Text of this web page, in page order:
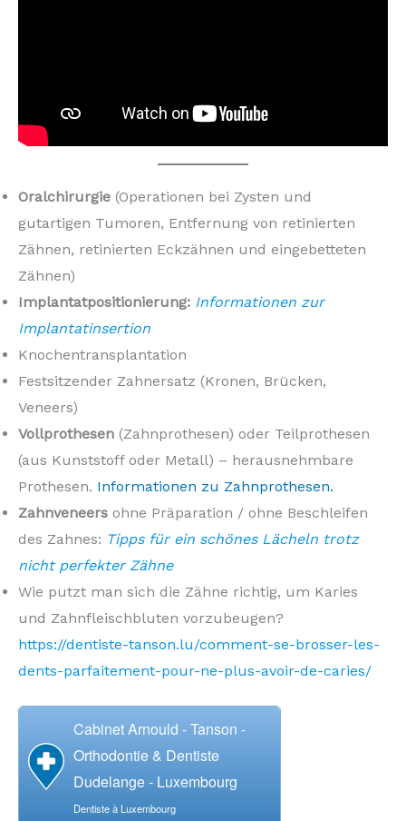
Oralchirurgie (Operationen bei Zysten und
gutartigen Tumoren, Entfernung von retinierten
Zähnen, retinierten Eckzähnen und eingebetteten
Zähnen)
Implantatpositionierung: Informationen zur
Implantatinsertion
Knochentransplantation
Festsitzender Zahnersatz (Kronen, Brücken,
Veneers)
Vollprothesen (Zahnprothesen) oder Teilprothesen
(aus Kunststoff oder Metall) – herausnehmbare
Prothesen. Informationen zu Zahnprothesen.
Zahnveneers ohne Präparation / ohne Beschleifen
des Zahnes: Tipps für ein schönes Lächeln trotz
nicht perfekter Zähne
Wie putzt man sich die Zähne richtig, um Karies
und Zahnfleischbluten vorzubeugen?
https://dentiste-tanson.lu/comment-se-brosser-les-
dents-parfaitement-pour-ne-plus-avoir-de-caries/
Cabinet Arnould - Tanson -
Orthodontie & Dentiste
Dudelange - Luxembourg
Dentiste à Luxembourg